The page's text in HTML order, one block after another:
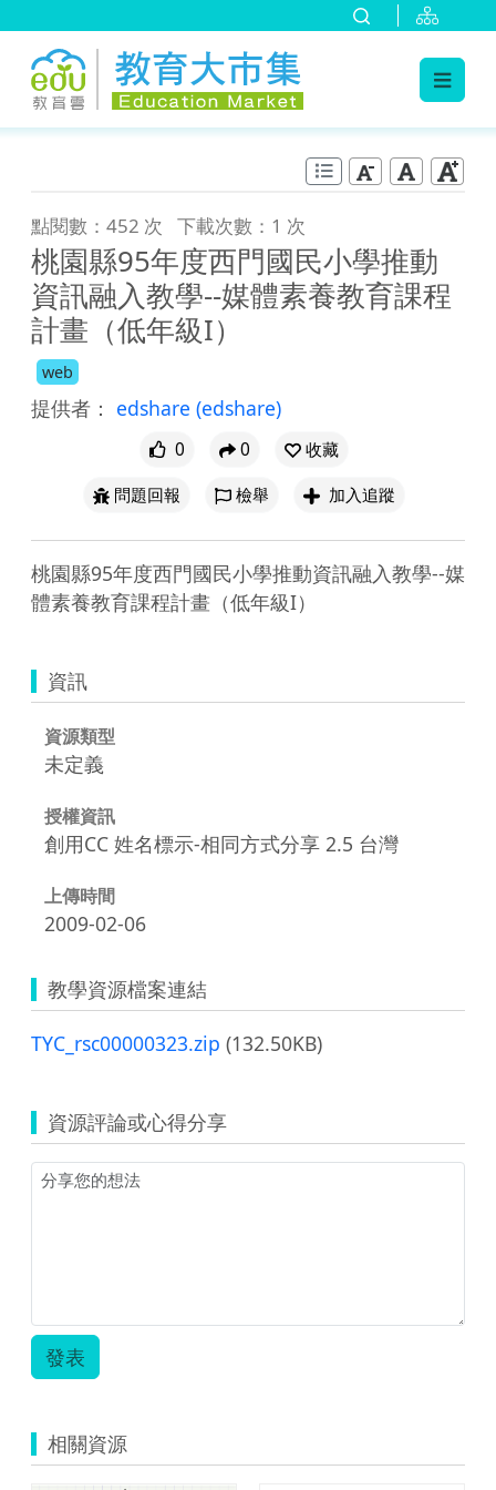
點閱數：452 次 下載次數：1 次
桃園縣95年度西門國民小學推動
資訊融入教學--媒體素養教育課程
計畫（低年級I）
web
提供者： edshare (edshare)
0 0
收藏
問題回報
檢舉 加入追蹤
桃園縣95年度西門國民小學推動資訊融入教學--媒
體素養教育課程計畫（低年級I）
資訊
資源類型
未定義
授權資訊
創用CC 姓名標示-相同方式分享 2.5 台灣
上傳時間
2009-02-06
教學資源檔案連結
TYC_rsc00000323.zip (132.50KB)
資源評論或心得分享
發表
相關資源